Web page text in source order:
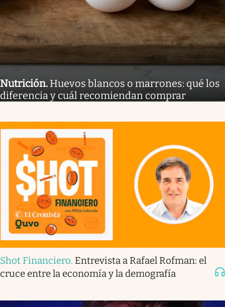
Nutrición. Huevos blancos o marrones: qué los
diferencia y cuál recomiendan comprar
Shot Financiero. Entrevista a Rafael Rofman: el
cruce entre la economía y la demografía